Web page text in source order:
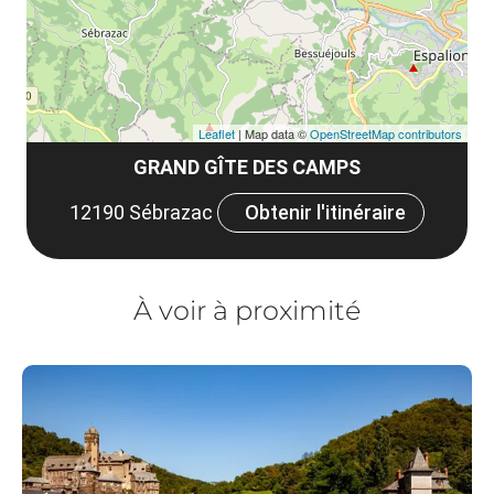
GRAND GÎTE DES CAMPS
12190 Sébrazac
Obtenir l'itinéraire
Leaflet | Map data ©OpenStreetMap contributors
À voir à proximité